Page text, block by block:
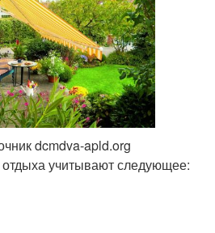
dcmdva-apld.org
учитывают следующее: